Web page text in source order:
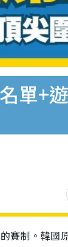
單+
賽制。韓國